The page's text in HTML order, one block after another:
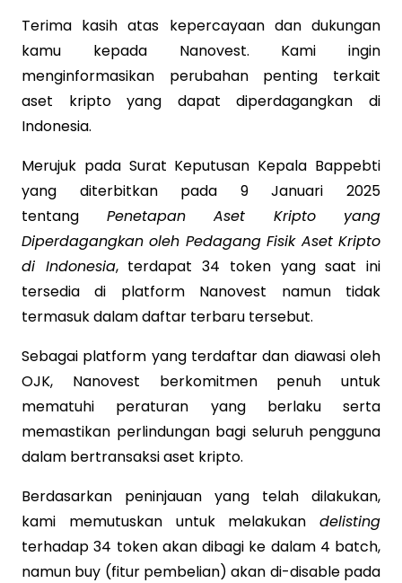
Terima kasih atas kepercayaan dan dukungan
kamu kepada Nanovest. Kami ingin
menginformasikan perubahan penting terkait
aset kripto yang dapat diperdagangkan di
Indonesia.
Merujuk pada Surat Keputusan Kepala Bappebti
yang diterbitkan pada 9 Januari 2025
tentang Penetapan Aset Kripto yang
Diperdagangkan oleh Pedagang Fisik Aset Kripto
di Indonesia, terdapat 34 token yang saat ini
tersedia di platform Nanovest namun tidak
termasuk dalam daftar terbaru tersebut.
Sebagai platform yang terdaftar dan diawasi oleh
OJK, Nanovest berkomitmen penuh untuk
mematuhi peraturan yang berlaku serta
memastikan perlindungan bagi seluruh pengguna
dalam bertransaksi aset kripto.
Berdasarkan peninjauan yang telah dilakukan,
kami memutuskan untuk melakukan delisting
terhadap 34 token akan dibagi ke dalam 4 batch,
namun buy (fitur pembelian) akan di-disable pada